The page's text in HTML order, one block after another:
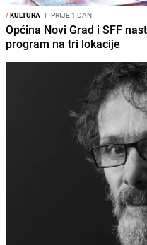
/KULTURA I PRIJE 1 DAN
Općina Novi Grad i SFF
program na tri lokacije